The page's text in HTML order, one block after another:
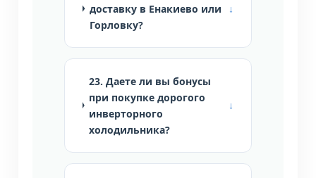
доставку в Енакиево или
Горловку?
23. Даете ли вы бонусы
при покупке дорогого
инверторного
холодильника?